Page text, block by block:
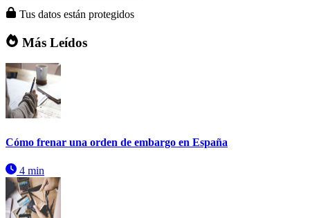
Tus datos están protegidos
Más Leídos
Cómo frenar una orden de embargo en España
4 min